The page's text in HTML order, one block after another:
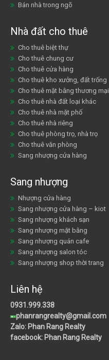
Bán nhà trong ngõ
Nhà đất cho thuê
Cho thuê biệt thự
Cho thuê chung cư
Cho thuê cửa hàng
Cho thuê kho xưởng, đất trống
Cho thuê mặt bằng thương mại
Cho thuê nhà đất loại khác
Cho thuê nhà mặt phố
Cho thuê nhà riêng
Cho thuê phòng trọ, nhà trọ
Cho thuê văn phòng
Sang nhượng cửa hàng
Sang nhượng
Nhượng cửa hàng
Sang nhượng cửa hàng – kiot
Sang nhượng khách sạn
Sang nhượng mặt bằng
Sang nhượng quán cafe
Sang nhượng salon tóc
Sang nhượng shop thời trang
Liên hệ
0931.999.338
phanrangrealty@gmail.com
Zalo: Phan Rang Realty
facebook: Phan Rang Realty